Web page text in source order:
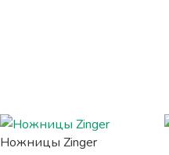
Ножницы Zinger